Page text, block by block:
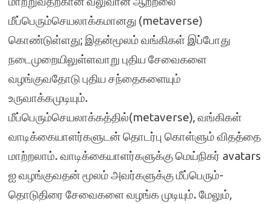
மீப்பெரும்செயலாக்கமானது (metaverse)
கொண்டுள்ளது; இதன்மூலம் வங்கிகள் இப்போது
நடைமுறையிலுள்ளவாறு புதிய சேவைகளை
வழங்குவதோடு புதிய சந்தைகளையும்
உருவாக்கமுடியும்.
மீப்பெரும்செயலாக்கத்தில்(metaverse), வங்கிகள்
வாடிக்கையாளர்களுடன் தொடர்பு கொள்ளும் விதத்தை
மாற்றலாம். வாடிக்கையாளர்களுக்கு மெய்நிகர் avatars
ஐ வழங்குவதன் மூலம் அவர்களுக்கு மீப்பெரும்-
தொடுதிரை சேவைகளை வழங்க முடியும். மேலும்,